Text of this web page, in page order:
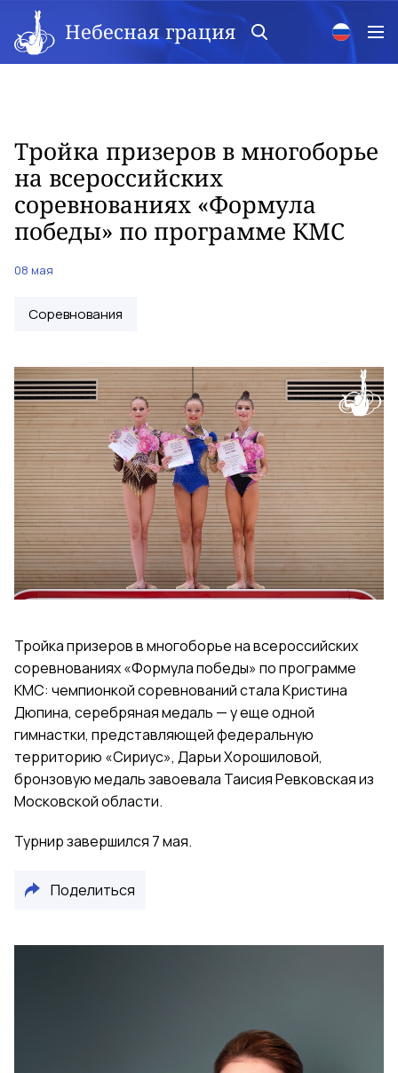
Небесная грация
Тройка призеров в многоборье
на всероссийских
соревнованиях «Формула
победы» по программе КМС
08 мая
Соревнования
Тройка призеров в многоборье на всероссийских
соревнованиях «Формула победы» по программе
КМС: чемпионкой соревнований стала Кристина
Дюпина, серебряная медаль — у еще одной
гимнастки, представляющей федеральную
территорию «Сириус», Дарьи Хорошиловой,
бронзовую медаль завоевала Таисия Ревковская из
Московской области.
Турнир завершился 7 мая.
Поделиться